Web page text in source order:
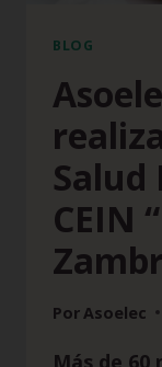
BLOG
CEIN
Por Asoelec
Más de 60